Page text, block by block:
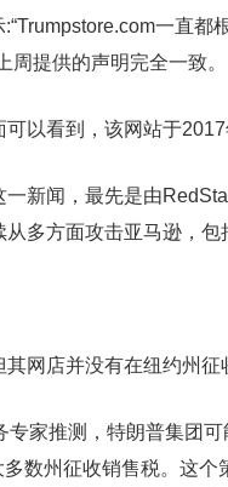
一直
周提供的声明完全一致。
以看到，该网站于
新闻，最先是由
多方面攻击亚马逊，
网店并没有在纽约州征
家推测，特朗普集团
数州征收销售税。这